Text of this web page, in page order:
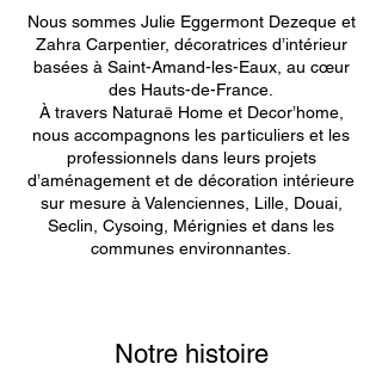
Nous sommes Julie Eggermont Dezeque et
Zahra Carpentier, décoratrices d’intérieur
basées à Saint-Amand-les-Eaux, au cœur
des Hauts-de-France.
À travers Naturaë Home et Decor’home,
nous accompagnons les particuliers et les
professionnels dans leurs projets
d’aménagement et de décoration intérieure
sur mesure à Valenciennes, Lille, Douai,
Seclin, Cysoing, Mérignies et dans les
communes environnantes.
Notre histoire